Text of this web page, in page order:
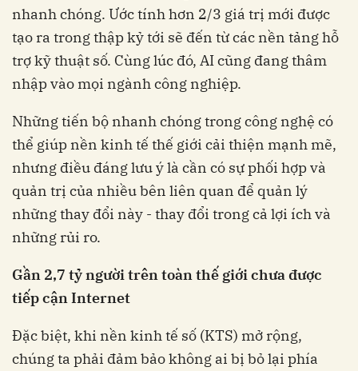
nhanh chóng. Ước tính hơn 2/3 giá trị mới được
tạo ra trong thập kỷ tới sẽ đến từ các nền tảng hỗ
trợ kỹ thuật số. Cùng lúc đó, AI cũng đang thâm
nhập vào mọi ngành công nghiệp.
Những tiến bộ nhanh chóng trong công nghệ có
thể giúp nền kinh tế thế giới cải thiện mạnh mẽ,
nhưng điều đáng lưu ý là cần có sự phối hợp và
quản trị của nhiều bên liên quan để quản lý
những thay đổi này - thay đổi trong cả lợi ích và
những rủi ro.
Gần 2,7 tỷ người trên toàn thế giới chưa được
tiếp cận Internet
Đặc biệt, khi nền kinh tế số (KTS) mở rộng,
chúng ta phải đảm bảo không ai bị bỏ lại phía